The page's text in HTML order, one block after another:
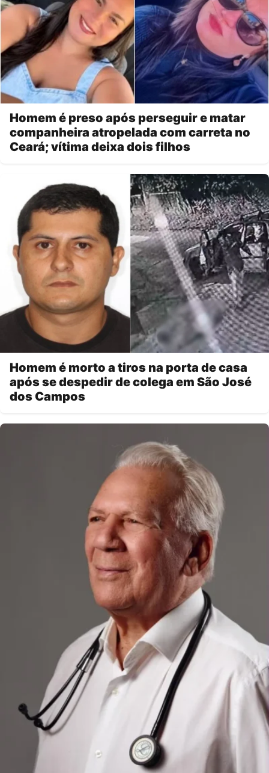
Homem é preso após perseguir e matar
companheira atropelada com carreta no
Ceará; vítima deixa dois filhos
Homem é morto a tiros na porta de casa
após se despedir de colega em São José
dos Campos